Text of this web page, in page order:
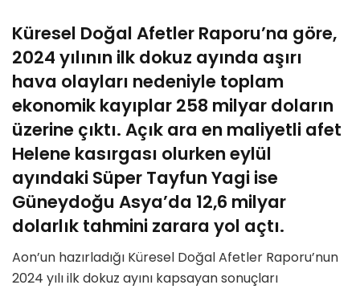
Küresel Doğal Afetler Raporu’na göre,
2024 yılının ilk dokuz ayında aşırı
hava olayları nedeniyle toplam
ekonomik kayıplar 258 milyar doların
üzerine çıktı. Açık ara en maliyetli afet
Helene kasırgası olurken eylül
ayındaki Süper Tayfun Yagi ise
Güneydoğu Asya’da 12,6 milyar
dolarlık tahmini zarara yol açtı.
Aon’un hazırladığı Küresel Doğal Afetler Raporu’nun
2024 yılı ilk dokuz ayını kapsayan sonuçları